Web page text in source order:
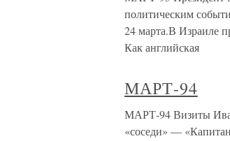
политическим
24 марта.В Израиле
Как английская
МАРТ-94
МАРТ-94 Визиты
«соседи» —